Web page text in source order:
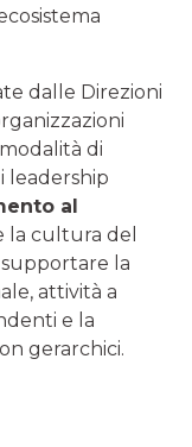
dalle Direzioni
di
leadership
al
la cultura del
la
attività a
e la
gerarchici.